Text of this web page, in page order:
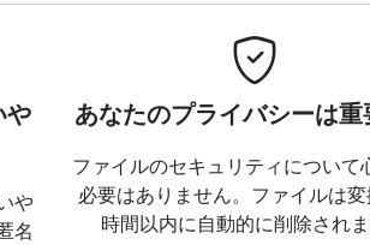
や
や
名
あなたのプライバシーは
ファイルのセキュリティについて
必要はありません。ファイルは
時間以内に自動的に削除されま